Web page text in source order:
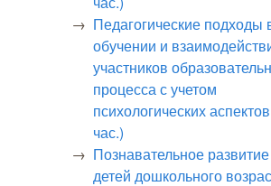
Педагогические подходы
обучении и
участников
процесса с учетом
психологических
час.)
Познавательное развитие
детей дошкольного